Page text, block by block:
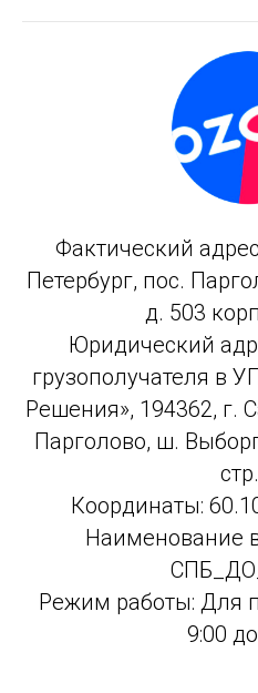
Фактический
Петербург, пос.
д. 503
Юридический
грузополучателя в
Решения», 194362, г.
Парголово, ш.
Координаты:
Наименование
Режим работы: Для
9:00